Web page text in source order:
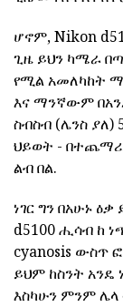
ሆኖም, Nikon
ጊዜ ይህን ካሜራ
የሚል አመለካከት
እና ማንኛውም
ስብስብ (ሌንስ ያለ)
ህይወት -
ልብ በል.
ነገር ግን በአሁኑ
d5100 ሒሳብ ከ
cyanosis ውስጥ
ይህም ከስንት
እስካሁን ምንም ሌላ